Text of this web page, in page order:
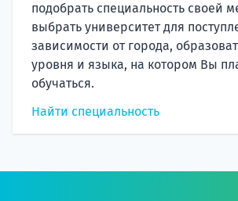
подобрать специальность своей
выбрать университет для
зависимости от города,
уровня и языка, на котором Вы
обучаться.
Найти специальность